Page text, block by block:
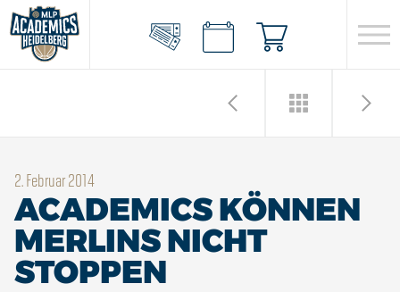
2. Februar 2014
ACADEMICS KÖNNEN
MERLINS NICHT
STOPPEN